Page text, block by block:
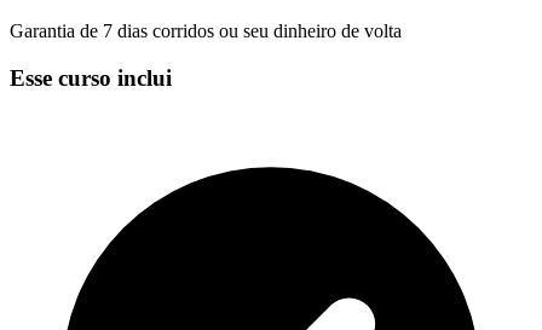
Garantia de 7 dias corridos ou seu dinheiro de volta
Esse curso inclui